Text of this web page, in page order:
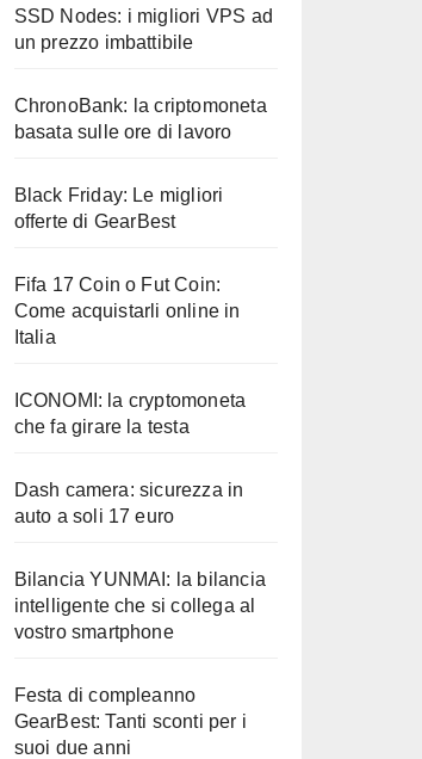
SSD Nodes: i migliori VPS ad
un prezzo imbattibile
ChronoBank: la criptomoneta
basata sulle ore di lavoro
Black Friday: Le migliori
offerte di GearBest
Fifa 17 Coin o Fut Coin:
Come acquistarli online in
Italia
ICONOMI: la cryptomoneta
che fa girare la testa
Dash camera: sicurezza in
auto a soli 17 euro
Bilancia YUNMAI: la bilancia
intelligente che si collega al
vostro smartphone
Festa di compleanno
GearBest: Tanti sconti per i
suoi due anni